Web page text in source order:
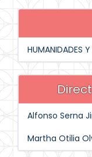
HUMANIDADES
Alfonso Serna
Martha Otilia